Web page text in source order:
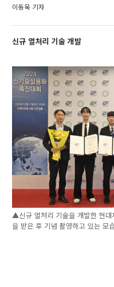
이동욱 기자
신규 열처리 기술 개발
▲신규 열처리 기술을 개발한 현
을 받은 후 기념 촬영하고 있는 모